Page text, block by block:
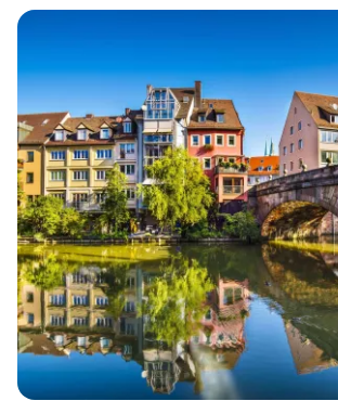
Continuați cu e-mailul